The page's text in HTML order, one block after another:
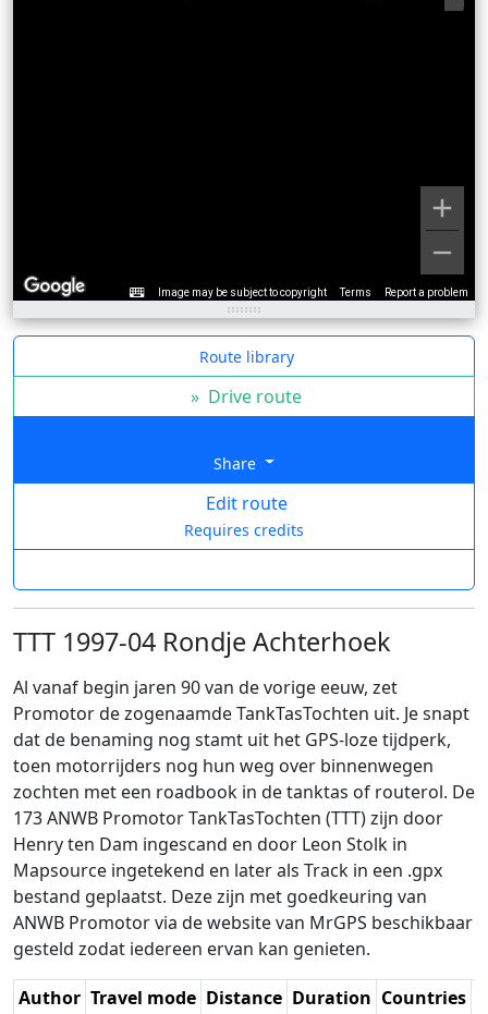
Image may be subject to copyright Terms Report a problem
Route library
» Drive route
Share
Edit route
Requires credits
TTT 1997-04 Rondje Achterhoek
Al vanaf begin jaren 90 van de vorige eeuw, zet
Promotor de zogenaamde TankTasTochten uit. Je snapt
dat de benaming nog stamt uit het GPS-loze tijdperk,
toen motorrijders nog hun weg over binnenwegen
zochten met een roadbook in de tanktas of routerol. De
173 ANWB Promotor TankTasTochten (TTT) zijn door
Henry ten Dam ingescand en door Leon Stolk in
Mapsource ingetekend en later als Track in een .gpx
bestand geplaatst. Deze zijn met goedkeuring van
ANWB Promotor via de website van MrGPS beschikbaar
gesteld zodat iedereen ervan kan genieten.
Author Travel mode Distance Duration Countries